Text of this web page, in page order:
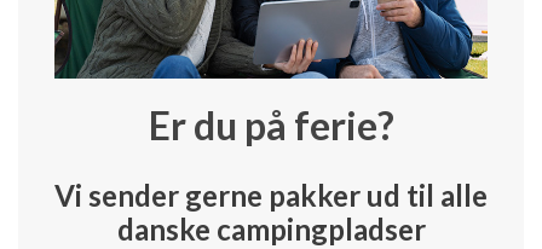
Er du på ferie?
Vi sender gerne pakker ud til alle
danske campingpladser